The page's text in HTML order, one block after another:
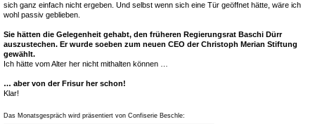
sich ganz einfach nicht ergeben. Und selbst wenn sich eine Tür geöffnet hätte, wäre ich
wohl passiv geblieben.
Sie hätten die Gelegenheit gehabt, den früheren Regierungsrat Baschi Dürr
auszustechen. Er wurde soeben zum neuen CEO der Christoph Merian Stiftung
gewählt.
Ich hätte vom Alter her nicht mithalten können …
… aber von der Frisur her schon!
Klar!
Das Monatsgespräch wird präsentiert von Confiserie Beschle: